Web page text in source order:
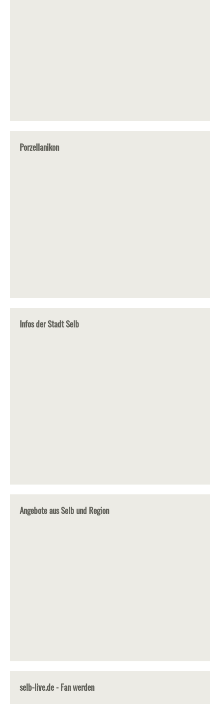
Porzellanikon
Infos der Stadt Selb
Angebote aus Selb und Region
selb-live.de - Fan werden